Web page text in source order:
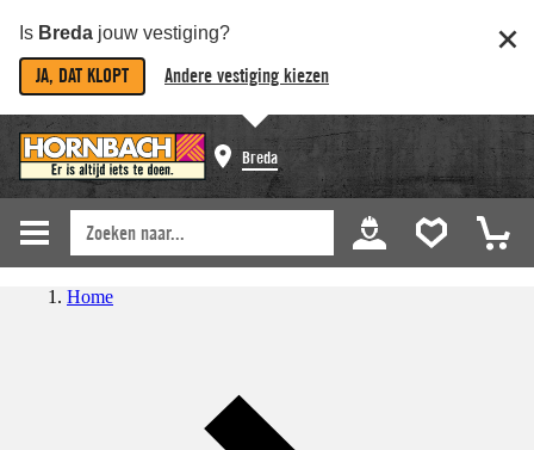
Is Breda jouw vestiging?
JA, DAT KLOPT Andere vestiging kiezen
Breda
Home